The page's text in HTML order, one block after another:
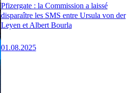
Pfizergate : la Commission a laissé
disparaître les SMS entre Ursula von der
Leyen et Albert Bourla
01.08.2025